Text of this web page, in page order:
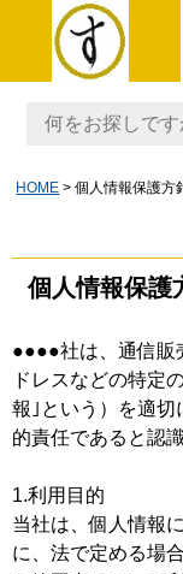
HOME 個人情報保護方
個人情報保護
●●●●社は、通信販
ドレスなどの特定
報｣という）を適
的責任であると認
1.利用目的
当社は、個人情報
に、法で定める場